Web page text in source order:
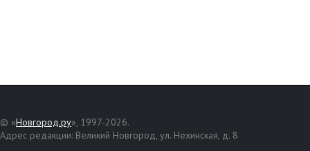
© «Новгород.ру», 1997-2026.
Адрес редакции: Великий Новгород, ул. Нехинская, д. 8